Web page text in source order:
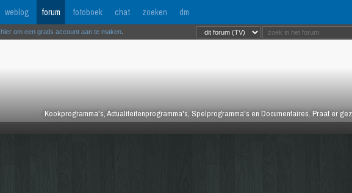
weblog forum fotoboek chat zoeken dm
Kookprogramma's, Actualiteitenprogramma's, Spelprogramma's en Documentaires. Praat er
hier om een gratis account aan te maken